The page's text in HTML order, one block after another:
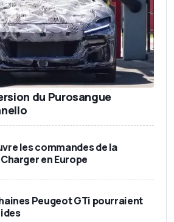
du Purosangue
les commandes de la
en Europe
Peugeot GTi pourraient